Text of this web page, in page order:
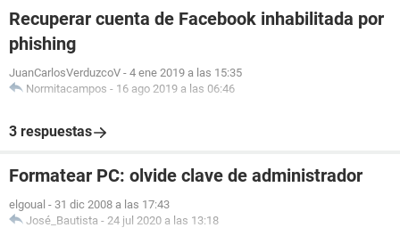
Recuperar cuenta de Facebook inhabilitada por
phishing
JuanCarlosVerduzcoV - 4 ene 2019 a las 15:35
Normitacampos - 16 ago 2019 a las 06:46
3 respuestas
Formatear PC: olvide clave de administrador
elgoual - 31 dic 2008 a las 17:43
José_Bautista - 24 jul 2020 a las 13:18